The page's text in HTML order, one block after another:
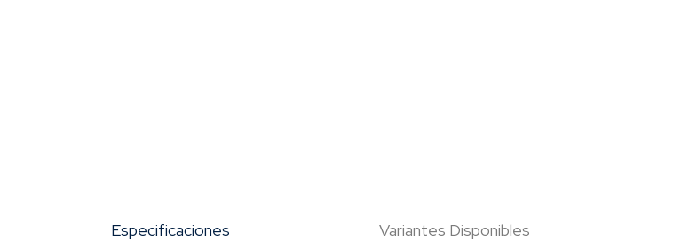
Especificaciones Variantes Disponibles